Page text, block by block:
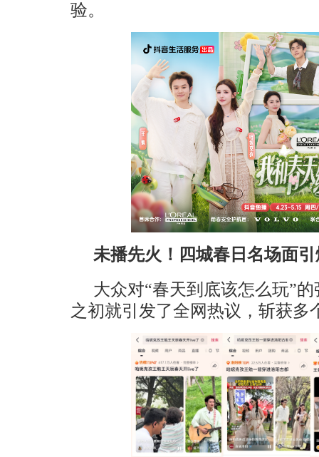
验。
未播先火！四城春日名场面
大众对“春天到底该怎么玩”
之初就引发了全网热议，斩获多